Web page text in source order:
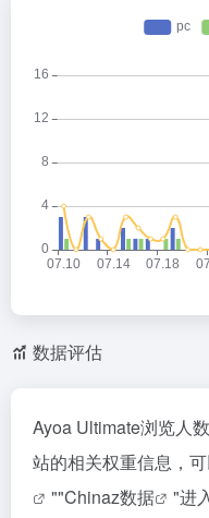
数据评估
Ayoa Ultimate浏览人
站的相关权重信息，
""Chinaz数据
"进